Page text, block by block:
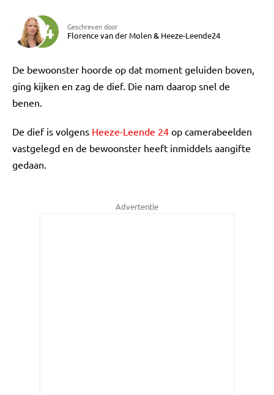
Geschreven door
Florence van der Molen& Heeze-Leende24
De bewoonster hoorde op dat moment geluiden boven,
ging kijken en zag de dief. Die nam daarop snel de
benen.
De dief is volgens Heeze-Leende 24 op camerabeelden
vastgelegd en de bewoonster heeft inmiddels aangifte
gedaan.
Advertentie